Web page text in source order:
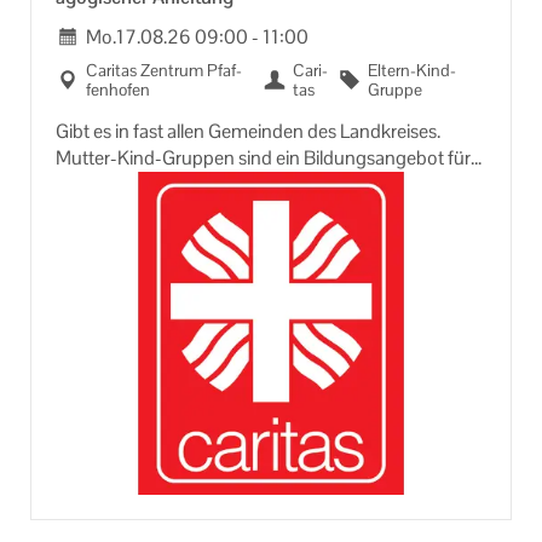
Mo.17.08.2609:00- 11:00
Ca­ri­tas Zen­trum Pfaf­
fen­ho­fen
Ca­ri­
tas
Eltern-​Kind-
Gruppe
Gibt es in fast allen Ge­mein­den des Land­krei­ses.
Mutter-​Kind-Gruppen sind ein Bil­dungs­an­ge­bot für
Müt­ter und Väter mit Kin­dern bis zum Kin­der­gar­ten­
Im ge­mein­sa­men Spie­len, Bas­teln, Sin­gen etc. ler­nen
Kin­der Kon­tak­te un­ter­ein­an­der auf­zu­neh­men und
so­zia­les Ver­hal­ten ein­zu­üben.
Müt­ter er­hal­ten An­re­gun­gen für kind­ge­rech­te Be­
schäf­ti­gun­gen. Im Grup­pen­ge­spräch kön­nen El­tern
ihre Er­fah­run­gen aus­tau­schen, sich mit der ei­ge­nen
Le­bens­si­tua­ti­on aus­ein­an­der set­zen und sich über in­
ter­es­san­te Fra­gen zur Er­zie­hung ihres Kin­des in­for­
Die Mutter-​Kind-Gruppen wer­den von Lei­te­rin­nen